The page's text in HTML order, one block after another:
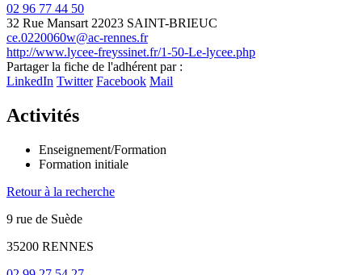
02 96 77 44 50
32 Rue Mansart 22023 SAINT-BRIEUC
ce.0220060w@ac-rennes.fr
http://www.lycee-freyssinet.fr/1-50-Le-lycee.php
+
−
Leaflet| ©OpenStreetMap
Partager la fiche de l'adhérent par :
LinkedIn Twitter Facebook Mail
Activités
Enseignement/Formation
Formation initiale
Retour à la recherche
9 rue de Suède
35200 RENNES